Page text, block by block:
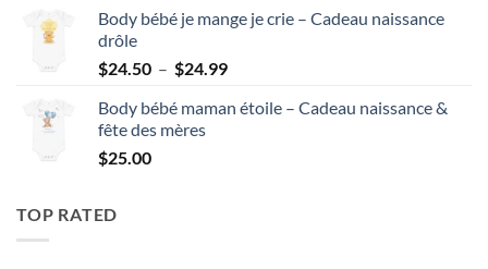
Body bébé je mange je crie – Cadeau naissance
drôle
$24.50 – $24.99Plage
prix :
Body bébé maman étoile – Cadeau naissance &
fête des mères
$25.00
TOP RATED